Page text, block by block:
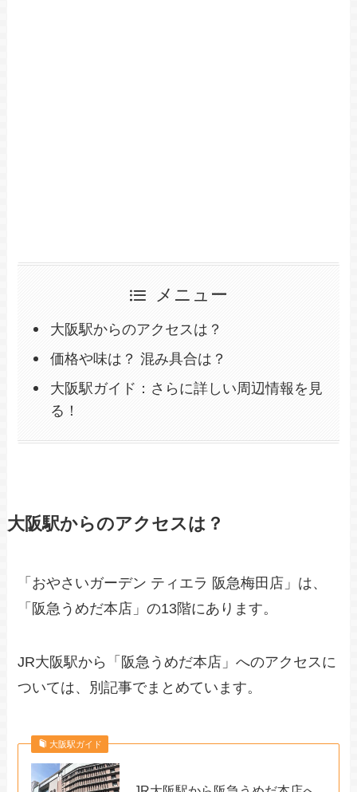
メニュー
大阪駅からのアクセスは？
価格や味は？ 混み具合は？
大阪駅ガイド：さらに詳しい周辺情報を見
る！
大阪駅からのアクセスは？
「おやさいガーデン ティエラ 阪急梅田店」は、
「阪急うめだ本店」の13階にあります。
JR大阪駅から「阪急うめだ本店」へのアクセスに
ついては、別記事でまとめています。
大阪駅ガイド